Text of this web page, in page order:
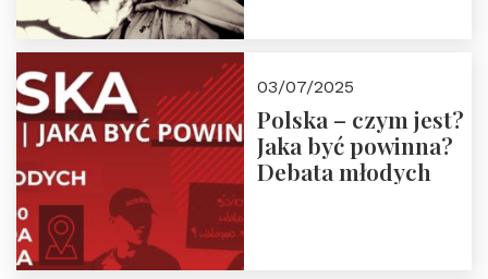
03/07/2025
Polska – czym jest?
Jaka być powinna?
Debata młodych